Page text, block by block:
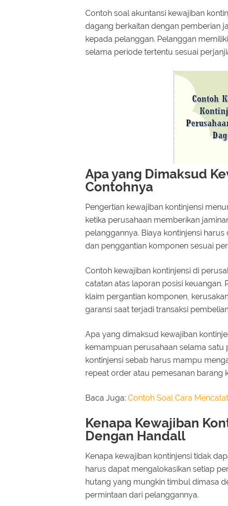
Contoh soal akuntansi kewajiban
dagang berkaitan dengan pemberian
kepada pelanggan. Pelanggan
selama periode tertentu sesuai
Apa yang Dimaksud
Contohnya
Pengertian kewajiban kontinjensi
ketika perusahaan memberikan
pelanggannya. Biaya kontinjensi
dan penggantian komponen sesuai
Contoh kewajiban kontinjensi di
catatan atas laporan posisi keuangan.
klaim pergantian komponen,
garansi saat terjadi transaksi
Apa yang dimaksud kewajiban
kemampuan perusahaan selama
kontinjensi sebab harus mampu
repeat order atau pemesanan barang
Baca Juga: Contoh Soal Cara
Kenapa Kewajiban
Dengan Handall
Kenapa kewajiban kontinjensi tidak
harus dapat mengalokasikan setiap
hutang yang mungkin timbul dimasa
permintaan dari pelanggannya.